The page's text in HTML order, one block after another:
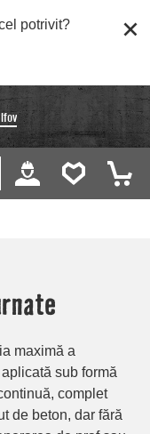
potrivit?